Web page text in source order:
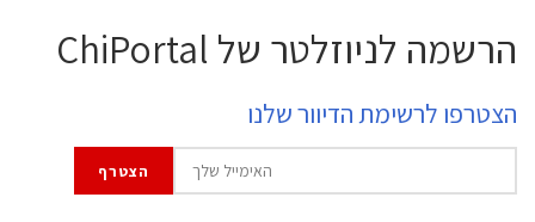
הרשמה לניוזלטר של ChiPortal
הצטרפו לרשימת הדיוור שלנו